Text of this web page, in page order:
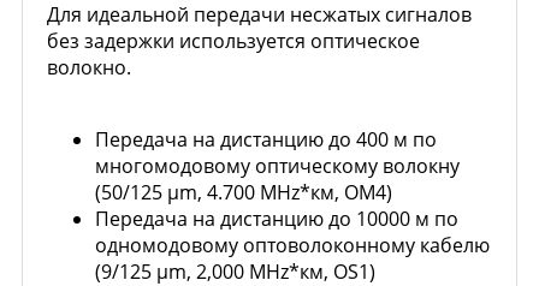
Для идеальной передачи несжатых сигналов
без задержки используется оптическое
волокно.
Передача на дистанцию до 400 м по
многомодовому оптическому волокну
(50/125 µm, 4.700 MHz*км, OM4)
Передача на дистанцию до 10000 м по
одномодовому оптоволоконному кабелю
(9/125 µm, 2,000 MHz*км, OS1)